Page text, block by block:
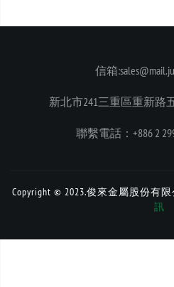
信箱
新北市241三重區重新路
聯繫電話：+886 2
Copyright © 2023.俊來金屬股份有限
訊